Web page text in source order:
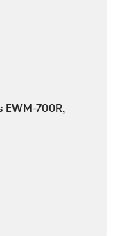
EWM-700R,